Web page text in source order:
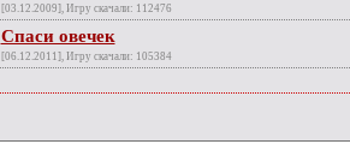
[03.12.2009], Игру скачали: 112476
Спаси овечек
[06.12.2011], Игру скачали: 105384